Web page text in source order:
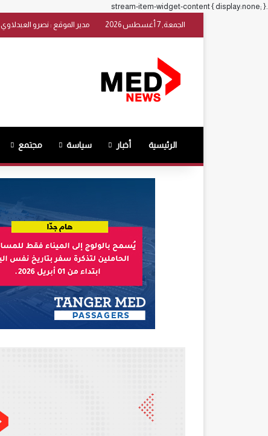
.stream-item-widget-content { display:none; }
الجمعة, 7 أغسطس 2026
مدير الموقع : نصرو العبدلاوي
الرئيسية أخبار سياسة مجتمع